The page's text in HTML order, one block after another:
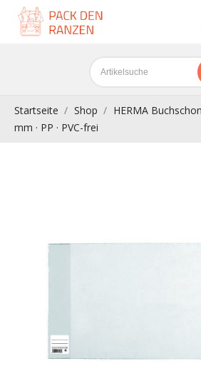
Startseite Shop
HERMA
mm · PP · PVC-frei